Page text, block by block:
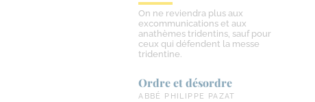
On ne reviendra plus aux
excommunications et aux
anathèmes tridentins, sauf pour
ceux qui défendent la messe
tridentine.
Ordre et désordre
ABBÉ PHILIPPE PAZAT